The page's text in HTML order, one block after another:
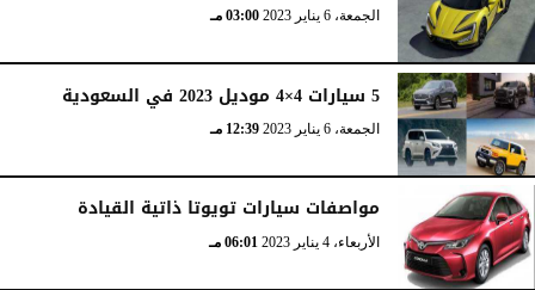
الجمعة، 6 يناير 2023 03:00 مـ
5 سيارات 4×4 موديل 2023 في السعودية
الجمعة، 6 يناير 2023 12:39 مـ
مواصفات سيارات تويوتا ذاتية القيادة
الأربعاء، 4 يناير 2023 06:01 مـ